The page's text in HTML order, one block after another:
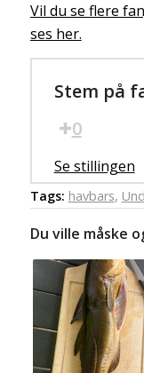
Vil du se flere
ses her.
Stem på
0
Se stillingen
Tags: havbars,
Du ville måske